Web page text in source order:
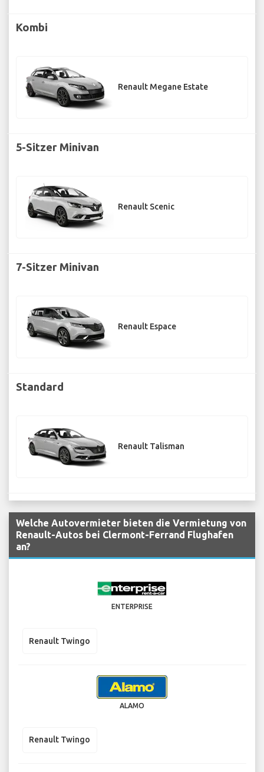
Kombi
Renault Megane Estate
5-Sitzer Minivan
Renault Scenic
7-Sitzer Minivan
Renault Espace
Standard
Renault Talisman
Welche Autovermieter bieten die Vermietung von
Renault-Autos bei Clermont-Ferrand Flughafen
an?
ENTERPRISE
Renault Twingo
ALAMO
Renault Twingo